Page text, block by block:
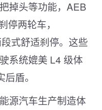
掉头等功能，AEB
停两轮车，
式舒适刹停。这些
系统媲美 L4 级体
盾。
源汽车生产制造体